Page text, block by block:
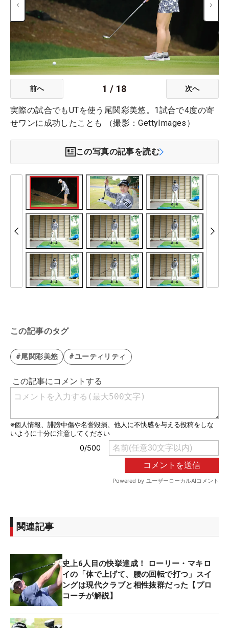
前へ 1 / 18 次へ
実際の試合でもUTを使う尾関彩美悠。1試合で4度の寄
せワンに成功したことも （撮影：GettyImages）
この写真の記事を読む
この記事のタグ
#尾関彩美悠 #ユーティリティ
関連記事
史上6人目の快挙達成！ ローリー・マキロ
イの「体で上げて、腰の回転で打つ」スイ
ングは現代クラブと相性抜群だった【プロ
コーチが解説】